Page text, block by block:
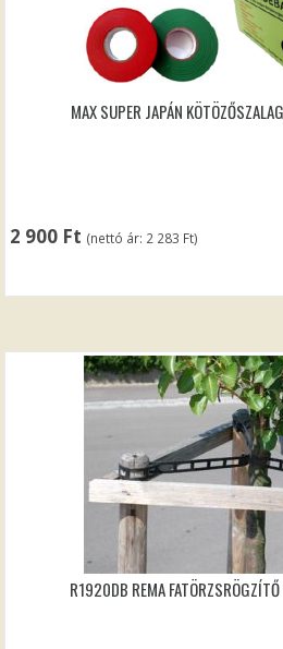
MAX SUPER JAPÁN KÖTÖZŐSZALAG
2 900 Ft (nettó ár: 2 283 Ft)
R1920DB REMA FATÖRZSRÖGZÍTŐ